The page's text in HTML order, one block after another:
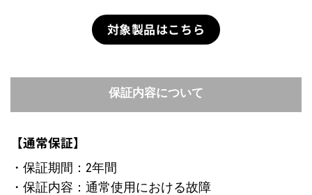
対象製品はこちら
保証内容について
【通常保証】
・保証期間：2年間
・保証内容：通常使用における故障